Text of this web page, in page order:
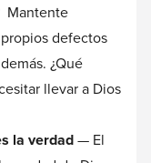
Mantente
defectos
¿Qué
llevar a Dios
la verdad— El